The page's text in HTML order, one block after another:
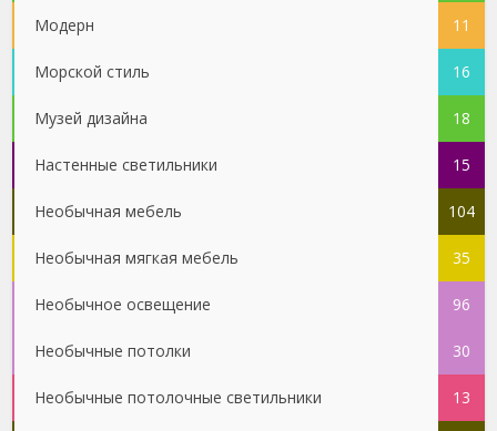
Модерн 11
Морской стиль 16
Музей дизайна 18
Настенные светильники 15
Необычная мебель 104
Необычная мягкая мебель 35
Необычное освещение 96
Необычные потолки 30
Необычные потолочные светильники 13